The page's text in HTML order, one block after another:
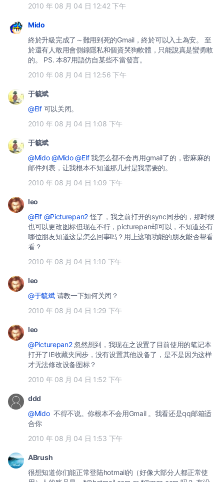
2010 年 08 月 04 日 12:42 下午
Mido
終於升級完成了～難用到死的Gmail，終於可以入土為安。 至
於還有人敢用會側錄隱私和個資哭狗軟體，只能說真是蠻勇敢
的。 PS. 本87用語仿自某些不當發言。
2010 年 08 月 04 日 12:56 下午
于毓斌
@Elf可以关闭。
2010 年 08 月 04 日 1:08 下午
于毓斌
@Mido @Mido @Elf我怎么都不会再用gmail了的，密麻麻的
邮件列表，让我根本不知道那几封是我需要的。
2010 年 08 月 04 日 1:09 下午
leo
@Elf @Picturepan2怪了，我之前打开的sync同步的，那时候
也可以更改图标但现在不行，picturepan却可以，不知道还有
哪位朋友知道这是怎么回事吗？用上这项功能的朋友能否帮看
看？
2010 年 08 月 04 日 1:10 下午
leo
@于毓斌请教一下如何关闭？
2010 年 08 月 04 日 1:29 下午
leo
@Picturepan2忽然想到，我现在之设置了目前使用的笔记本
打开了IE收藏夹同步，没有设置其他设备了，是不是因为这样
才无法修改设备图标？
2010 年 08 月 04 日 1:52 下午
ddd
@Mido不得不说。你根本不会用Gmail 。我看还是qq邮箱适
合你
2010 年 08 月 04 日 1:53 下午
ABrush
很想知道你们能正常登陆hotmail的（好像大部分人都正常使